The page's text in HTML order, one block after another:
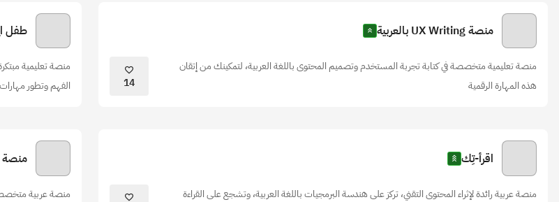
منصة UX Writing بالعربية
منصة تعليمية متخصصة في كتابة تجربة المستخدم وتصميم المحتوى باللغة العربية، لتمكينك من إتقان
هذه المهارة الرقمية
14
طفل
منصة تعليمية
الفهم وتطور
اقرأ-تِك
منصة عربية رائدة لإثراء المحتوى التقني، تركز على هندسة البرمجيات باللغة العربية، وتشجع على القراءة
منصة
منصة عربية